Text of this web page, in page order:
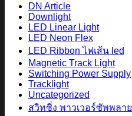
DN Article
Downlight
LED Linear Light
LED Neon Flex
LED Ribbon ไฟเส้น led
Magnetic Track Light
Switching Power Supply
Tracklight
Uncategorized
สวิทชิ่ง พาวเวอร์ซัพพลาย